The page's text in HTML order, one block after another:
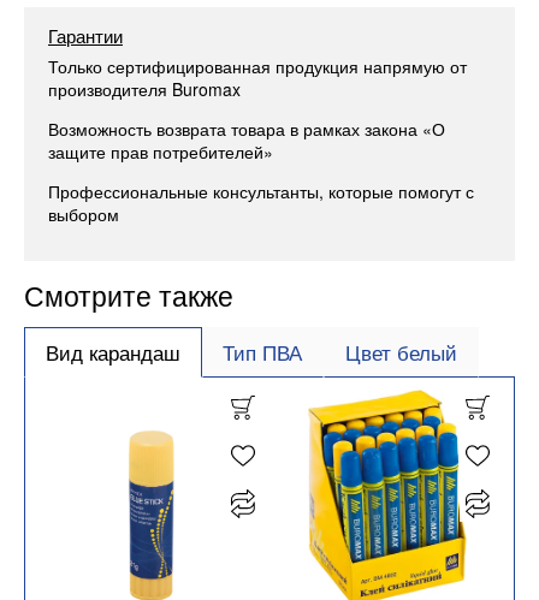
Гарантии
Только сертифицированная продукция напрямую от
производителя Buromax
Возможность возврата товара в рамках закона «О
защите прав потребителей»
Профессиональные консультанты, которые помогут с
выбором
Смотрите также
Вид карандаш Тип ПВА Цвет белый